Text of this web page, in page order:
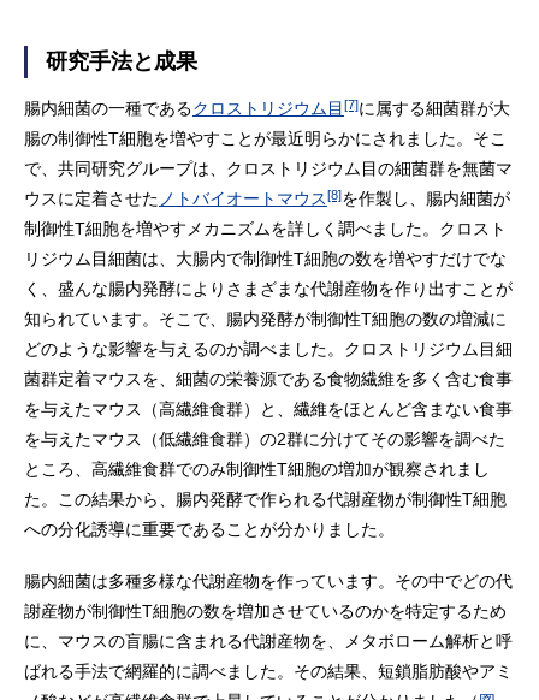
研究手法と成果
腸内細菌の一種であるクロストリジウム目 [7]に属する細菌群が大
腸の制御性T細胞を増やすことが最近明らかにされました。そこ
で、共同研究グループは、クロストリジウム目の細菌群を無菌マ
ウスに定着させた ノトバイオートマウス[8]を作製し、腸内細菌が
制御性T細胞を増やすメカニズムを詳しく調べました。クロスト
リジウム目細菌は、大腸内で制御性T細胞の数を増やすだけでな
く、盛んな腸内発酵によりさまざまな代謝産物を作り出すことが
知られています。そこで、腸内発酵が制御性T細胞の数の増減に
どのような影響を与えるのか調べました。クロストリジウム目細
菌群定着マウスを、細菌の栄養源である食物繊維を多く含む食事
を与えたマウス（高繊維食群）と、繊維をほとんど含まない食事
を与えたマウス（低繊維食群）の2群に分けてその影響を調べた
ところ、高繊維食群でのみ制御性T細胞の増加が観察されまし
た。この結果から、腸内発酵で作られる代謝産物が制御性T細胞
への分化誘導に重要であることが分かりました。
腸内細菌は多種多様な代謝産物を作っています。その中でどの代
謝産物が制御性T細胞の数を増加させているのかを特定するため
に、マウスの盲腸に含まれる代謝産物を、メタボローム解析と呼
ばれる手法で網羅的に調べました。その結果、短鎖脂肪酸やアミ